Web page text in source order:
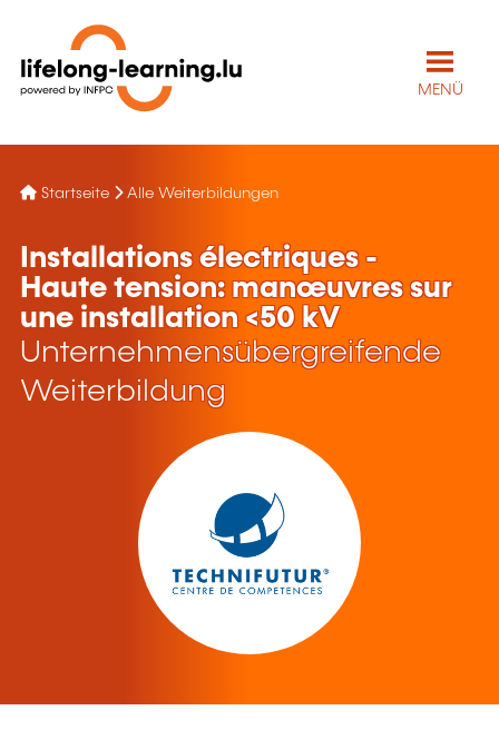
MENÜ
Startseite Alle Weiterbildungen
Installations électriques -
Haute tension: manœuvres sur
une installation <50 kV
Unternehmensübergreifende
Weiterbildung